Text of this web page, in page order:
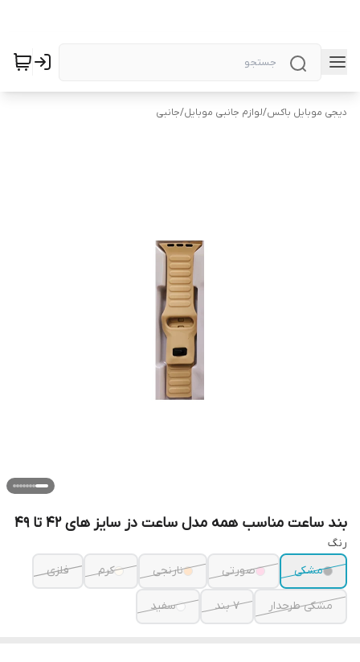
دیجی موبایل باکس/لوازم جانبی موبایل/جانبی
بند ساعت مناسب همه مدل ساعت دز سایز های 42 تا 49
رنگ
مشکی
صورتی نارنجی کرم فلزی
مشکی طرحدار 7 بند سفید